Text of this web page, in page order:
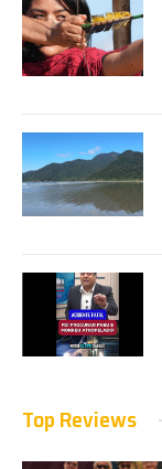
Top Reviews